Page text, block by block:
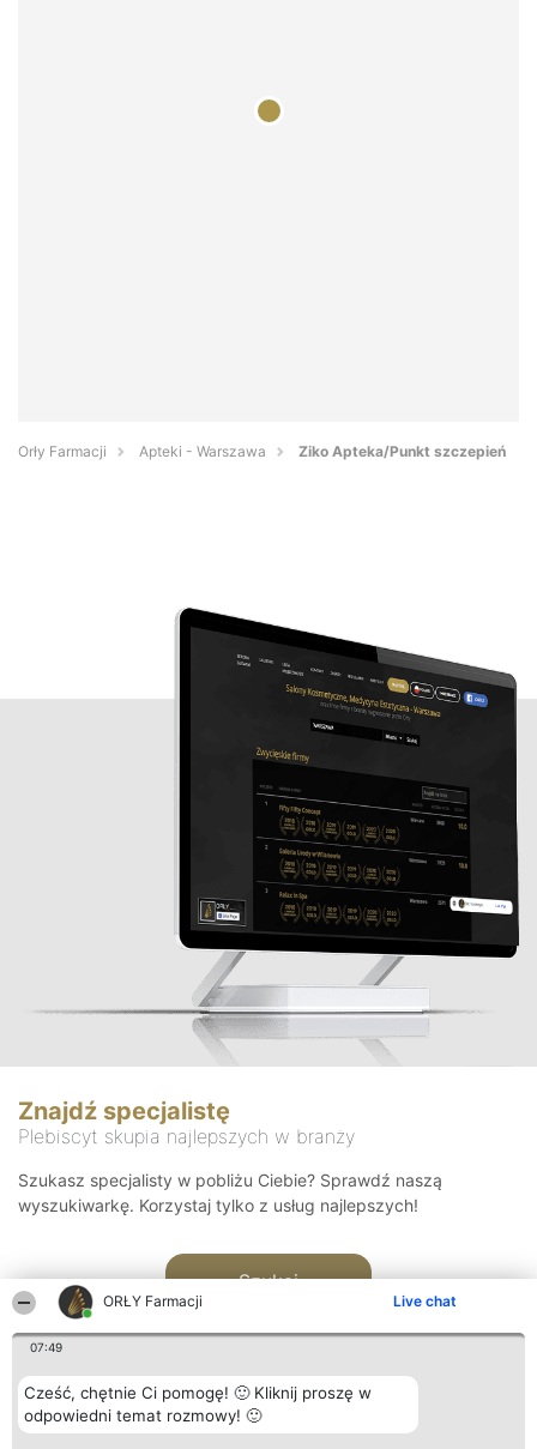
ORŁY Farmacji Live chat
07:49
Cześć, chętnie Ci pomogę! 🙂 Kliknij proszę w
odpowiedni temat rozmowy! 🙂
Orły Farmacji Apteki - Warszawa Ziko Apteka/Punkt szczepień
Znajdź specjalistę
Plebiscyt skupia najlepszych w branży
Szukasz specjalisty w pobliżu Ciebie? Sprawdź naszą
wyszukiwarkę. Korzystaj tylko z usług najlepszych!
Szukaj